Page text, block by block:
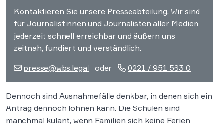
Kontaktieren Sie unsere Presseabteilung. Wir sind
für Journalistinnen und Journalisten aller Medien
jederzeit schnell erreichbar und äußern uns
zeitnah, fundiert und verständlich.
presse@wbs.legal oder 0221 / 951 563 0
Dennoch sind Ausnahmefälle denkbar, in denen sich ein
Antrag dennoch lohnen kann. Die Schulen sind
manchmal kulant, wenn Familien sich keine Ferien